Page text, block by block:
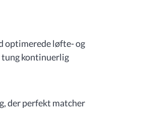
optimerede løfte- og
kontinuerlig
der perfekt matcher